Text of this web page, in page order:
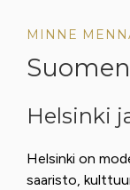
MINNE
Helsinki
Helsinki on
saaristo,